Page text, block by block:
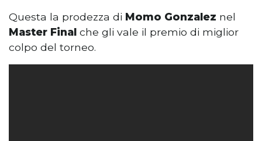
Questa la prodezza di Momo Gonzalez nel
Master Final che gli vale il premio di miglior
colpo del torneo.